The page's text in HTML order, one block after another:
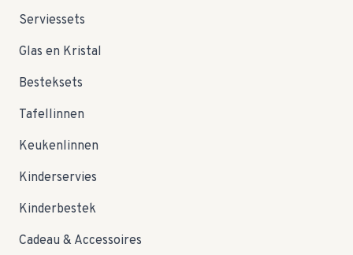
Serviessets
Glas en Kristal
Besteksets
Tafellinnen
Keukenlinnen
Kinderservies
Kinderbestek
Cadeau & Accessoires